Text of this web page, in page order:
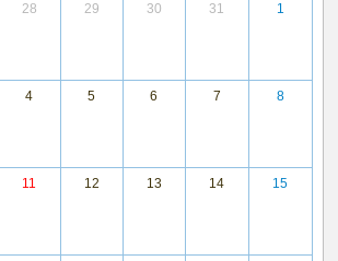
28 29 30 31 1
4 5 6 7 8
11 12 13 14 15